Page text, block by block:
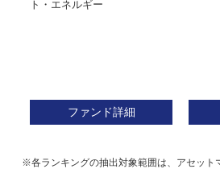
ト・エネルギー
ファンド詳細
※各ランキングの抽出対象範囲は、アセット